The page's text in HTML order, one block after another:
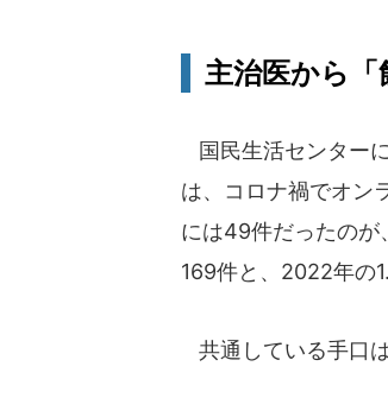
主治医から
国民生活センター
は、コロナ禍でオン
には49件だったの
169件と、2022年の
共通している手口は